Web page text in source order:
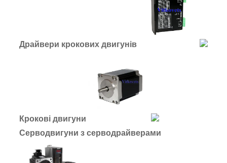
Драйвери крокових двигунів
Крокові двигуни
Серводвигуни з серводрайверами